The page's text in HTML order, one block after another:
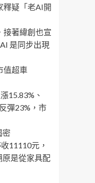
疑「老AI開
接著緯創也宣
是同步出現
值超車
15.83%、
彈23%，市
密
11110元，
是從家具配